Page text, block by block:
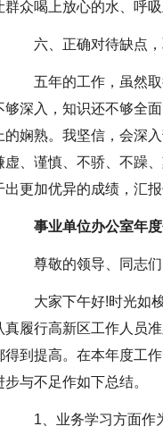
群众喝上放心的水、呼
六、正确对待缺点，
五年的工作，虽然取
够深入，知识还不够全
的娴熟。我坚信，会深
虚、谨慎、不骄、不躁
出更加优异的成绩，汇
事业单位办公室年度
尊敬的领导、同志们
大家下午好!时光如梭
真履行高新区工作人员
得到提高。在本年度工
步与不足作如下总结。
1、业务学习方面作为